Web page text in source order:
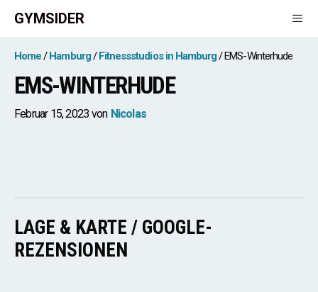
Zum
Inhalt
springen
GYMSIDER
Home Hamburg Fitnessstudios in Hamburg EMS-Winterhude
EMS-WINTERHUDE
Februar 15, 2023 von Nicolas
LAGE & KARTE / GOOGLE-
REZENSIONEN